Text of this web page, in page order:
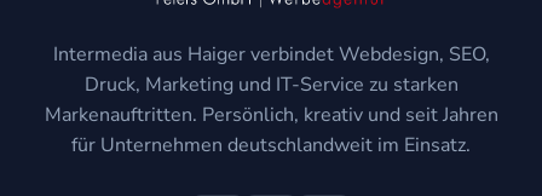
Intermedia aus Haiger verbindet Webdesign, SEO,
Druck, Marketing und IT-Service zu starken
Markenauftritten. Persönlich, kreativ und seit Jahren
für Unternehmen deutschlandweit im Einsatz.